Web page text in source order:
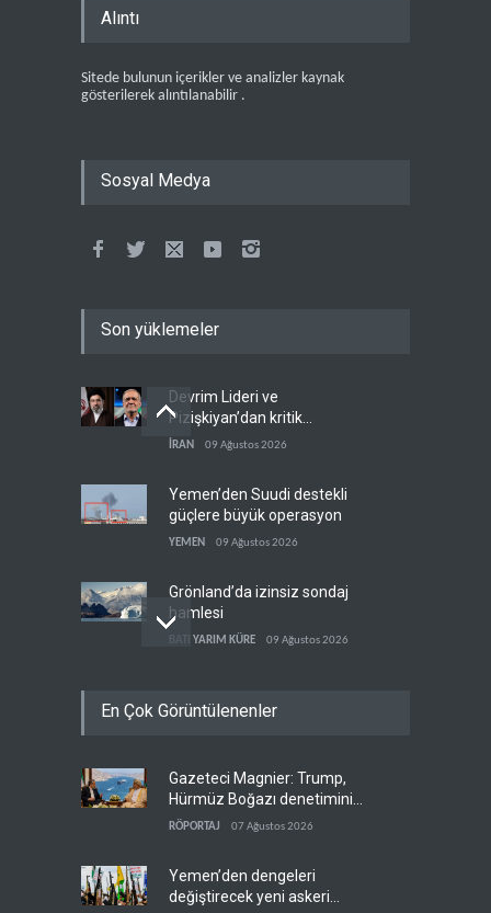
Alıntı
Sitede bulunun içerikler ve analizler kaynak
gösterilerek alıntılanabilir .
Sosyal Medya
Son yüklemeler
Devrim Lideri ve
Pizişkiyan’dan kritik
görüşme
İRAN 09 Ağustos 2026
Yemen’den Suudi destekli
güçlere büyük operasyon
YEMEN 09 Ağustos 2026
Grönland’da izinsiz sondaj
hamlesi
BATI YARIM KÜRE 09 Ağustos 2026
rağmen direnişini
Yemen, Aramco’yu vurdu
En Çok Görüntülenenler
Gazeteci Magnier: Trump,
Hürmüz Boğazı denetimini
doğrudan İran ve Umman'a
RÖPORTAJ 07 Ağustos 2026
Yemen’den dengeleri
değiştirecek yeni askeri